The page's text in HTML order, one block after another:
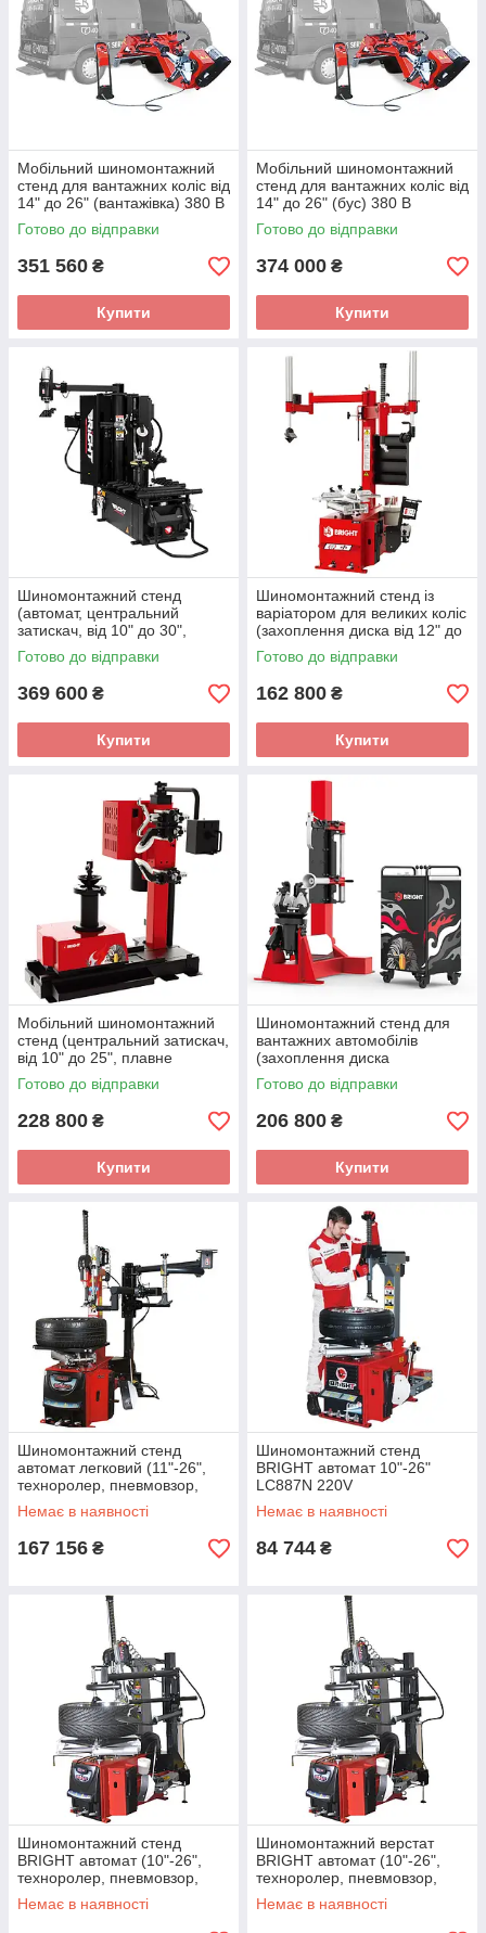
Мобільний шиномонтажний
стенд для вантажних коліс від
14" до 26" (вантажівка) 380 В
BRIGHT MT26 380V
Готово до відправки
351 560 ₴
Купити
Мобільний шиномонтажний
стенд для вантажних коліс від
14" до 26" (бус) 380 В
BRIGHT LC589 380V
Готово до відправки
374 000 ₴
Купити
Шиномонтажний стенд
(автомат, центральний
затискач, від 10" до 30",
двошвидкісний) BRIGHT
BP899IT 380V
Готово до відправки
369 600 ₴
Купити
Шиномонтажний стенд із
варіатором для великих коліс
(захоплення диска від 12" до
30") 220B 86З0 220V BRIGHT
Готово до відправки
162 800 ₴
Купити
Мобільний шиномонтажний
стенд (центральний затискач,
від 10" до 25", плавне
регулювання швидкості) 48 В
BRIGHT MH23
Готово до відправки
228 800 ₴
Купити
Шиномонтажний стенд для
вантажних автомобілів
(захоплення диска
17.5/19.5/22.5") 380B LC585
380V BRIGHT
Готово до відправки
206 800 ₴
Купити
Шиномонтажний стенд
автомат легковий (11"-26",
техноролер, пневмовзор,
Auto Hook ZD03) BRIGHT
GT889NS-AL390 380V
Немає в наявності
167 156 ₴
Шиномонтажний стенд
BRIGHT автомат 10"-26"
LC887N 220V
Немає в наявності
84 744 ₴
Шиномонтажний стенд
BRIGHT автомат (10"-26",
техноролер, пневмовзор,
Auto Hook) GT887NS-AL390
220V
Немає в наявності
Шиномонтажний верстат
BRIGHT автомат (10"-26",
техноролер, пневмовзор,
Auto Hook) GT887NS-AL390
380V
Немає в наявності